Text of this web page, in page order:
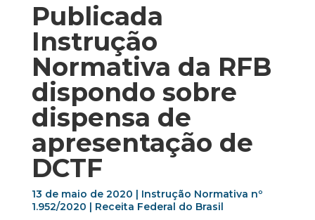
Publicada
Instrução
Normativa da RFB
dispondo sobre
dispensa de
apresentação de
DCTF
13 de maio de 2020 | Instrução Normativa nº
1.952/2020 | Receita Federal do Brasil